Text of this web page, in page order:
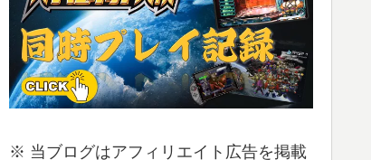
※ 当ブログはアフィリエイト広告を掲載